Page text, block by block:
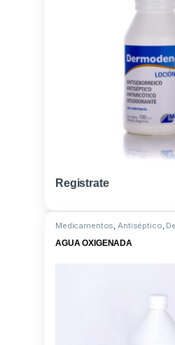
Registrate
Medicamentos,Antiséptico,
AGUA OXIGENADA